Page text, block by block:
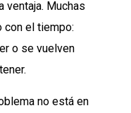
ventaja. Muchas
con el tiempo:
o se vuelven
no está en